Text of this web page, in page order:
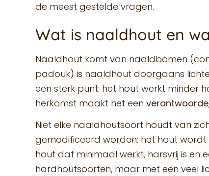
de meest gestelde vragen.
Wat is naaldhout en
Naaldhout komt van naaldbomen
padouk) is naaldhout doorgaans
een sterk punt: het hout werkt minder
herkomst maakt het een
Niet elke naaldhoutsoort houdt van
gemodificeerd worden: het hout wordt
hout dat minimaal werkt, harsvrij is en
hardhoutsoorten, maar met een veel